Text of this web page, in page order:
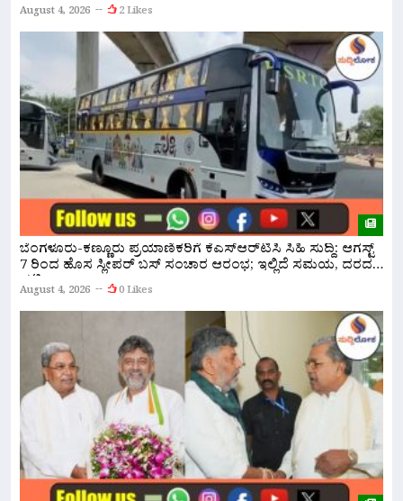
August 4, 2026 2 Likes
ಬೆಂಗಳೂರು-ಕಣ್ಣೂರು ಪ್ರಯಾಣಿಕರಿಗೆ ಕೆಎಸ್‌ಆರ್‌ಟಿಸಿ ಸಿಹಿ ಸುದ್ದಿ: ಆಗಸ್ಟ್
7 ರಿಂದ ಹೊಸ ಸ್ಲೀಪರ್ ಬಸ್ ಸಂಚಾರ ಆರಂಭ; ಇಲ್ಲಿದೆ ಸಮಯ, ದರದ
ಪಟ್ಟಿ!
August 4, 2026 0 Likes